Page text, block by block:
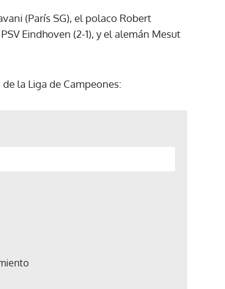
(París SG), el polaco Robert
Eindhoven (2-1), y el alemán Mesut
la Liga de Campeones: